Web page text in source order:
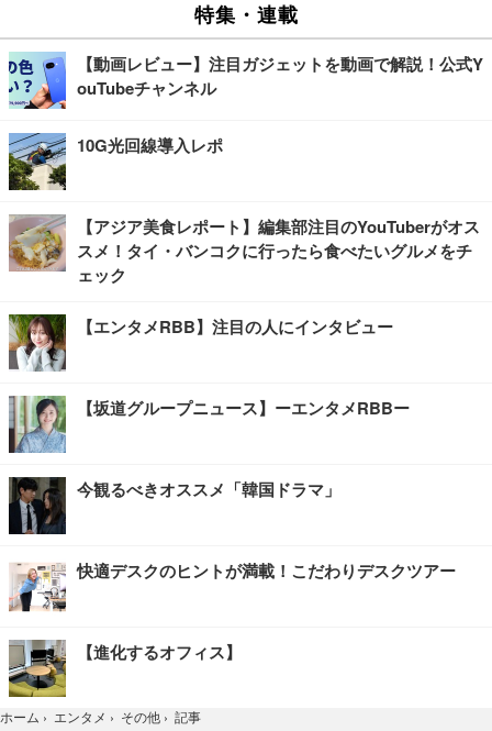
特集・連載
【動画レビュー】注目ガジェットを動画で解説！公式Y
ouTubeチャンネル
10G光回線導入レポ
【アジア美食レポート】編集部注目のYouTuberがオス
スメ！タイ・バンコクに行ったら食べたいグルメをチ
ェック
【エンタメRBB】注目の人にインタビュー
【坂道グループニュース】ーエンタメRBBー
今観るべきオススメ「韓国ドラマ」
快適デスクのヒントが満載！こだわりデスクツアー
【進化するオフィス】
ホーム › エンタメ › その他 › 記事